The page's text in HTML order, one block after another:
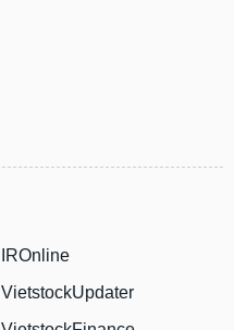
IROnline
VietstockUpdater